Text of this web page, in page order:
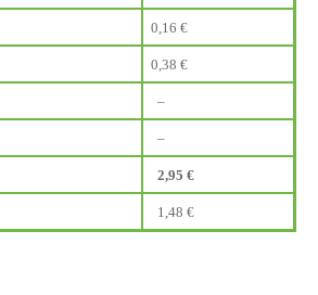
0,16 €
0,38 €
–
–
2,95 €
1,48 €